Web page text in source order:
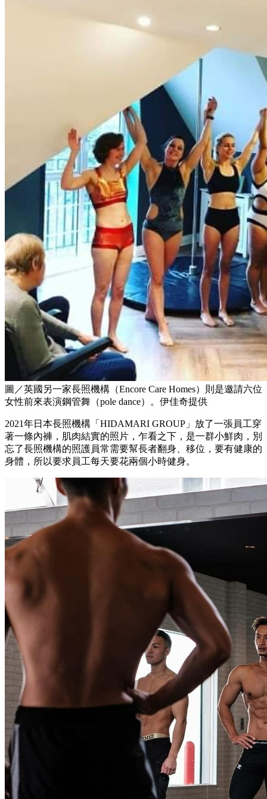
圖／英國另一家長照機構（Encore Care Homes）則是邀請六位
女性前來表演鋼管舞（pole dance）。伊佳奇提供
2021年日本長照機構「HIDAMARI GROUP」放了一張員工穿
著一條內褲，肌肉結實的照片，乍看之下，是一群小鮮肉，別
忘了長照機構的照護員常需要幫長者翻身、移位，要有健康的
身體，所以要求員工每天要花兩個小時健身。